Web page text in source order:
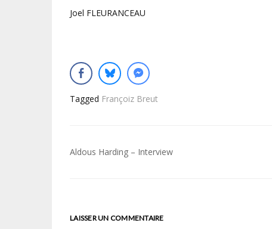
Joel FLEURANCEAU
Tagged Françoiz Breut
Navigation
Aldous Harding – Interview
LAISSER UN COMMENTAIRE